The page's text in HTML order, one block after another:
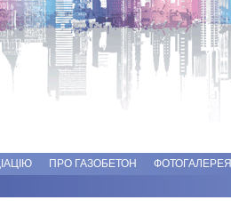
ПРО ГАЗОБЕТОН ФОТОГАЛЕРЕЯ